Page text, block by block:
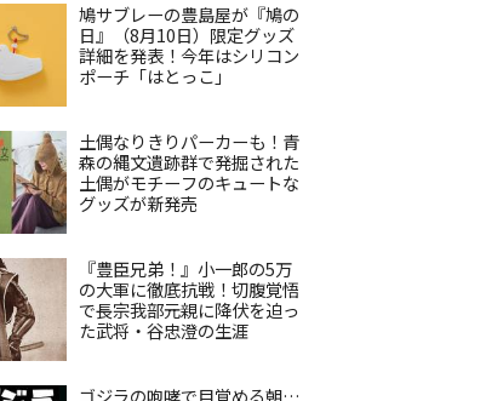
鳩サブレーの豊島屋が『鳩の
日』（8月10日）限定グッズ
詳細を発表！今年はシリコン
ポーチ「はとっこ」
土偶なりきりパーカーも！青
森の縄文遺跡群で発掘された
土偶がモチーフのキュートな
グッズが新発売
『豊臣兄弟！』小一郎の5万
の大軍に徹底抗戦！切腹覚悟
で長宗我部元親に降伏を迫っ
た武将・谷忠澄の生涯
ゴジラの咆哮で目覚める朝…